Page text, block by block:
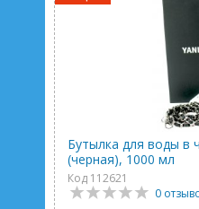
Бутылка для воды в
(черная), 1000 мл
Код 112621
0